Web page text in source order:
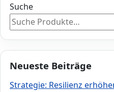
Suche
Neueste Beiträge
Strategie: Resilienz